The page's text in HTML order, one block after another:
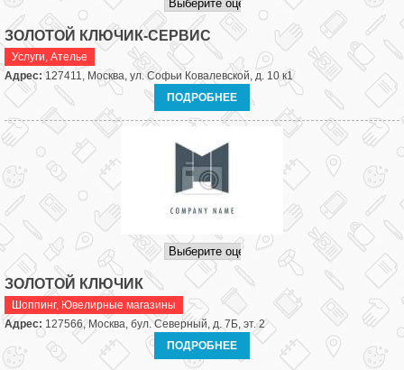
ЗОЛОТОЙ КЛЮЧИК-СЕРВИС
Услуги, Ателье
Адрес:127411, Москва, ул. Софьи Ковалевской, д. 10 к1
ПОДРОБНЕЕ
ЗОЛОТОЙ КЛЮЧИК
Шоппинг, Ювелирные магазины
Адрес: 127566, Москва, бул. Северный, д. 7Б, эт. 2
ПОДРОБНЕЕ